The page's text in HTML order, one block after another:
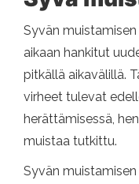
Syvän
aikaan hankitut
pitkällä aikavälillä.
virheet tulevat
herättämisessä,
muistaa tutkittu.
Syvän